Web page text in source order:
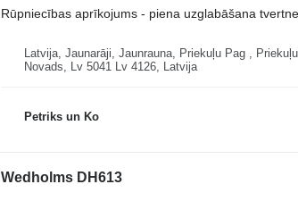
Rūpniecības aprīkojums - piena uzglabāšana tvertne
Latvija, Jaunarāji, Jaunrauna, Priekuļu Pag ,
Novads, Lv 5041 Lv 4126, Latvija
Petriks un Ko
Wedholms DH613